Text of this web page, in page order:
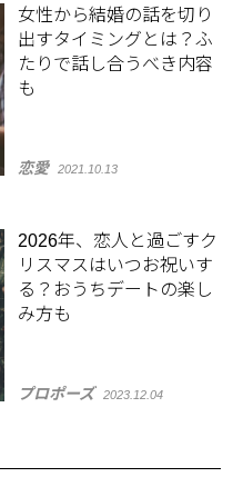
女性から結婚の話を切り
出すタイミングとは？ふ
たりで話し合うべき内容
も
恋愛 2021.10.13
2026年、恋人と過ごすク
リスマスはいつお祝いす
る？おうちデートの楽し
み方も
プロポーズ 2023.12.04